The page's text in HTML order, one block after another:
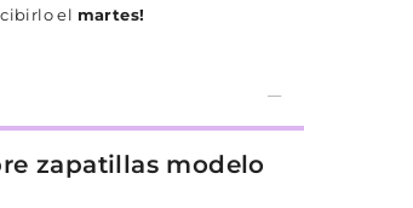
elmartes!
zapatillas modelo